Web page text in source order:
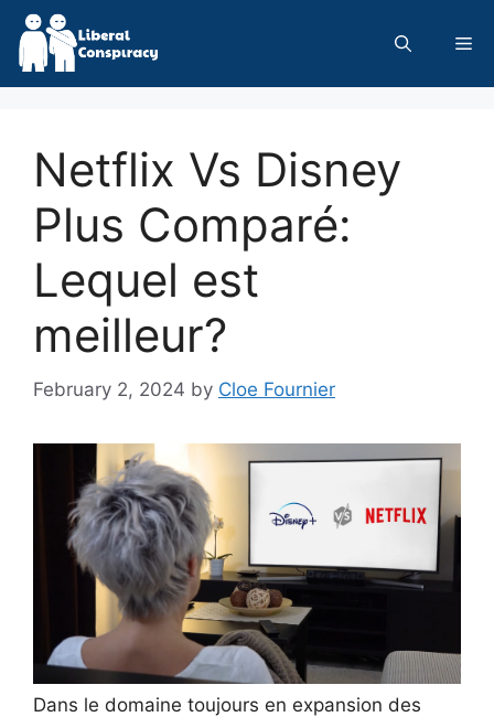
Skip
content
Netflix Vs Disney
Plus Comparé:
Lequel est
meilleur?
February 2, 2024 by Cloe Fournier
Dans le domaine toujours en expansion des